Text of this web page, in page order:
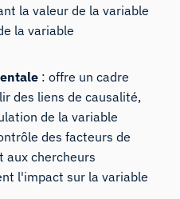
la valeur de la variable
la variable
: offre un cadre
des liens de causalité,
de la variable
des facteurs de
aux chercheurs
l'impact sur la variable